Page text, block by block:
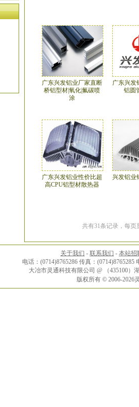
广东兴发铝业厂家直断
桥铝型材|氧化|氟碳喷
涂
广东兴发
铝圆
广东兴发铝业性价比超
高CPU铝型材散热器
兴发铝业
共有31条记录，每
关于我们 - 联系我们 - 本站招
电话：(0714)8765286 传真：(0714)8765285
大冶市灵通科技有限公司 @ （435100
版权所有 © 2006-2026